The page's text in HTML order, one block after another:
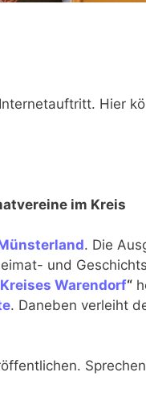
Hier
im Kreis
. Die
und
Warendorf“
. Daneben verleiht